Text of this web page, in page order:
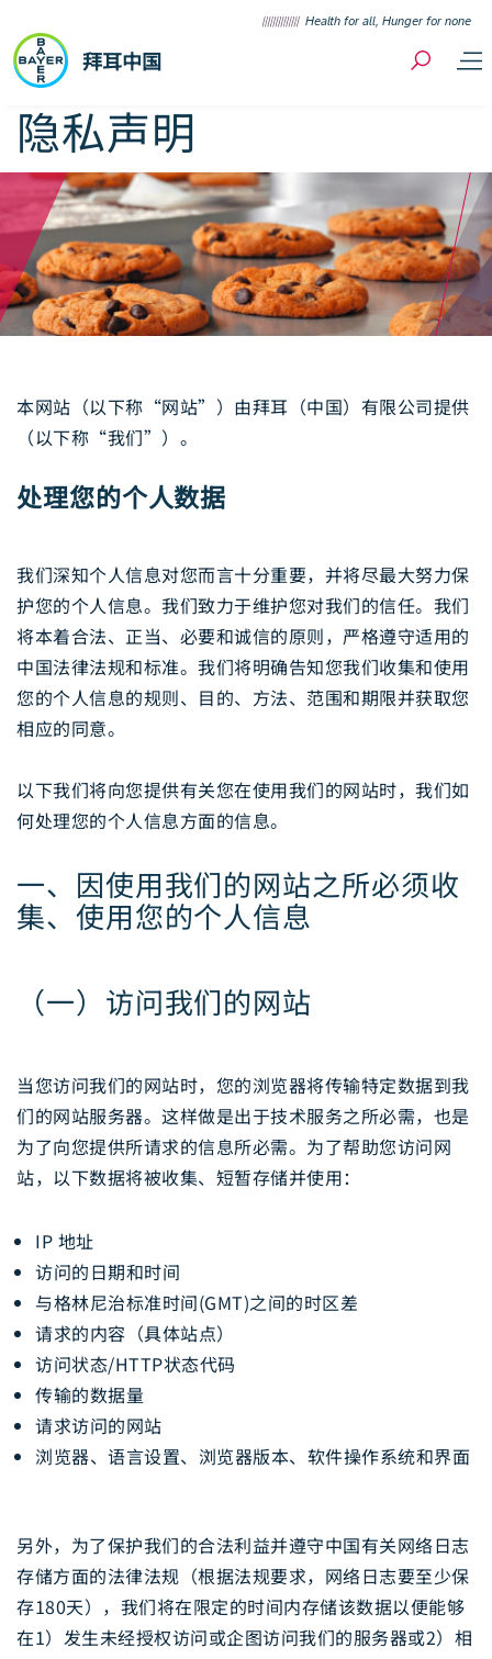
Health for all, Hunger for none
拜耳中国
隐私声明
本网站（以下称“网站”）由拜耳（中国）有限公司提供
（以下称“我们”）。
处理您的个人数据
我们深知个人信息对您而言十分重要，并将尽最大努力保
护您的个人信息。我们致力于维护您对我们的信任。我们
将本着合法、正当、必要和诚信的原则，严格遵守适用的
中国法律法规和标准。我们将明确告知您我们收集和使用
您的个人信息的规则、目的、方法、范围和期限并获取您
相应的同意。
以下我们将向您提供有关您在使用我们的网站时，我们如
何处理您的个人信息方面的信息。
一、因使用我们的网站之所必须收
集、使用您的个人信息
（一）访问我们的网站
当您访问我们的网站时，您的浏览器将传输特定数据到我
们的网站服务器。这样做是出于技术服务之所必需，也是
为了向您提供所请求的信息所必需。为了帮助您访问网
站，以下数据将被收集、短暂存储并使用：
IP 地址
访问的日期和时间
与格林尼治标准时间(GMT)之间的时区差
请求的内容（具体站点）
访问状态/HTTP状态代码
传输的数据量
请求访问的网站
浏览器、语言设置、浏览器版本、软件操作系统和界面
另外，为了保护我们的合法利益并遵守中国有关网络日志
存储方面的法律法规（根据法规要求，网络日志要至少保
存180天），我们将在限定的时间内存储该数据以便能够
在1）发生未经授权访问或企图访问我们的服务器或2）相